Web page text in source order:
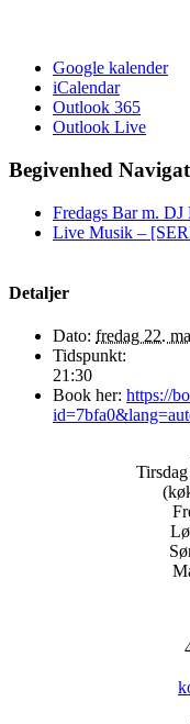
Google kalender
iCalendar
Outlook 365
Outlook Live
Begivenhed
Fredags Bar m. DJ
Live Musik –
Detaljer
Dato: fredag 22.
Tidspunkt:
21:30
Book her: https://